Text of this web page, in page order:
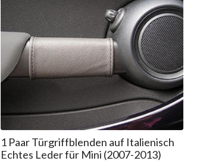
1 Paar Türgriffblenden auf Italienisch
Echtes Leder für Mini (2007-2013)